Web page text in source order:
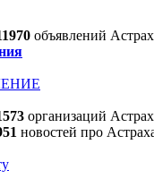
объявлений
организаций
новостей про